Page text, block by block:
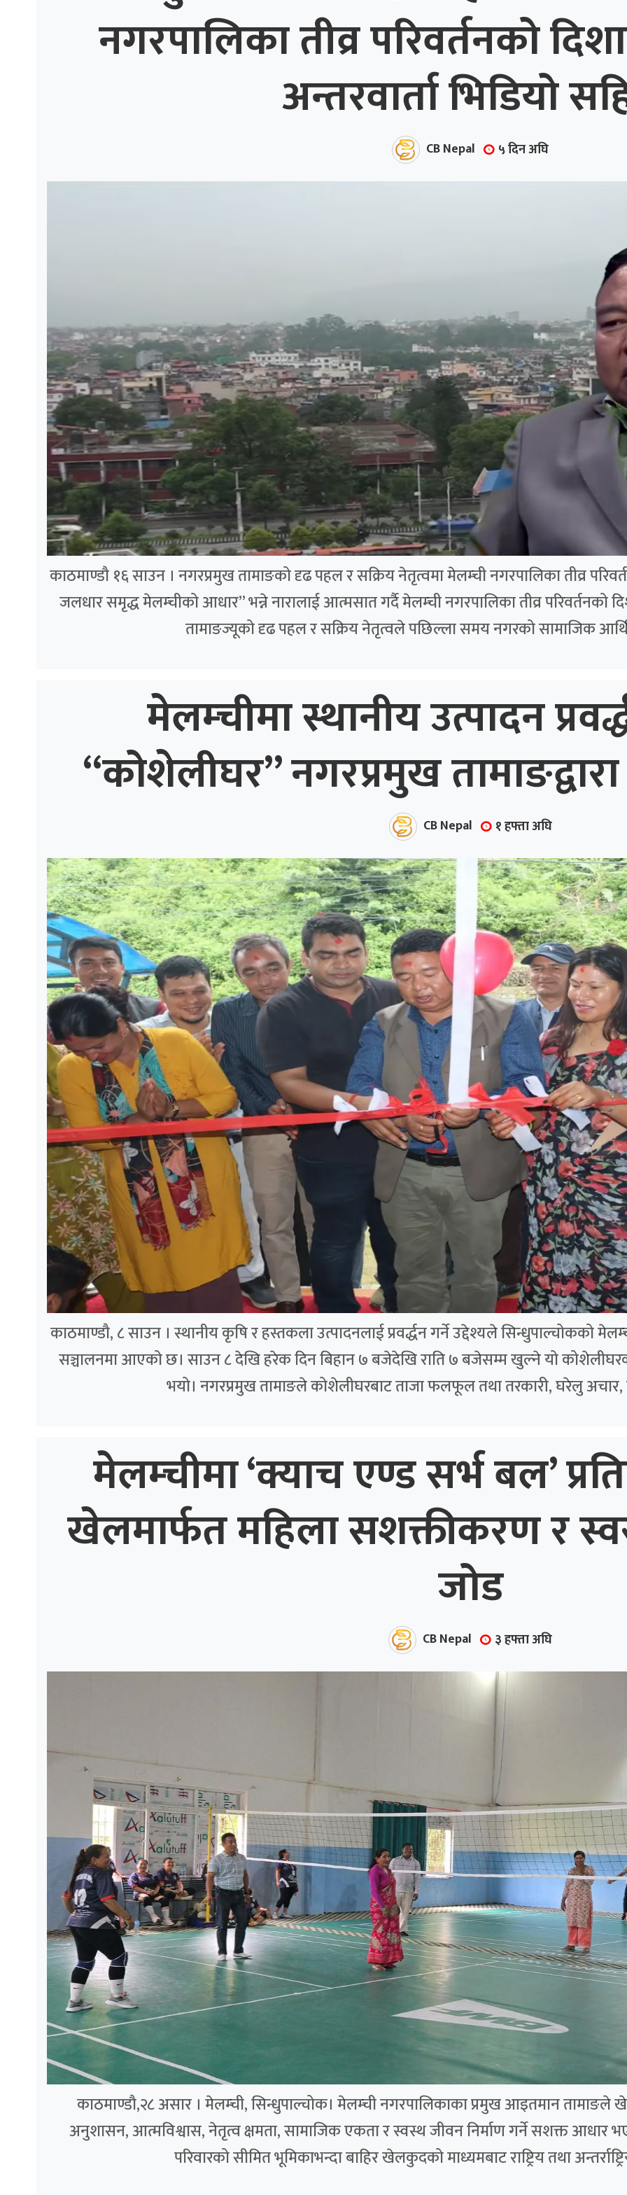
नगरपालिका तीव्र परिवर्तनको
अन्तरवार्ता भिडियो
CB Nepal ५ दिन अघि
काठमाण्डौ १६ साउन । नगरप्रमुख तामाङको दृढ पहल र सक्रिय नेतृत्वमा मेलम्ची नगरपालिका तीव्र
जलधार समृद्ध मेलम्चीको आधार” भन्ने नारालाई आत्मसात गर्दै मेलम्ची नगरपालिका तीव्र परिवर्तनको
तामाङज्यूको दृढ पहल र सक्रिय नेतृत्वले पछिल्ला समय नगरको सामाजिक
मेलम्चीमा स्थानीय उत्पादन
“कोशेलीघर” नगरप्रमुख
CB Nepal १ हफ्ता अघि
काठमाण्डौ, ८ साउन । स्थानीय कृषि र हस्तकला उत्पादनलाई प्रवर्द्धन गर्ने उद्देश्यले सिन्धुपाल्चोकको
सञ्चालनमा आएको छ। साउन ८ देखि हरेक दिन बिहान ७ बजेदेखि राति ७ बजेसम्म खुल्ने यो
भयो। नगरप्रमुख तामाङले कोशेलीघरबाट ताजा फलफूल तथा तरकारी, घरेलु
मेलम्चीमा ‘क्याच एण्ड सर्भ बल’
खेलमार्फत महिला सशक्तीकरण र
जोड
CB Nepal ३ हफ्ता अघि
काठमाण्डौ,२८ असार । मेलम्ची, सिन्धुपाल्चोक। मेलम्ची नगरपालिकाका प्रमुख आइतमान तामाङले
अनुशासन, आत्मविश्वास, नेतृत्व क्षमता, सामाजिक एकता र स्वस्थ जीवन निर्माण गर्ने सशक्त आधार
परिवारको सीमित भूमिकाभन्दा बाहिर खेलकुदको माध्यमबाट राष्ट्रिय तथा